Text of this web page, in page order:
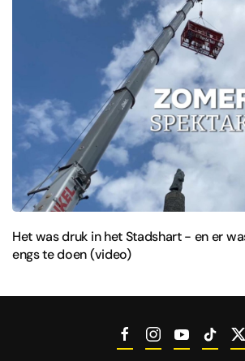
Het was druk in het Stadshart - en er
engs te doen (video)